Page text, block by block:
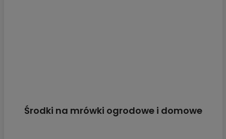
Środki na mrówki ogrodowe i domowe